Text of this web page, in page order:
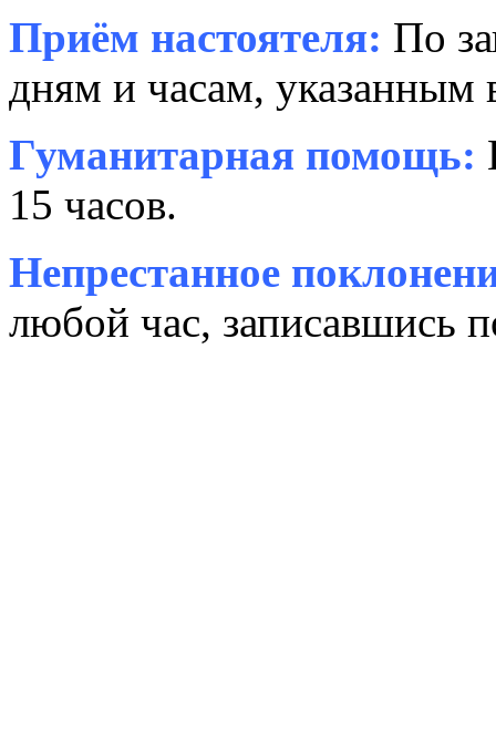
Приём настоятеля: По
дням и часам, указанным
Гуманитарная помощь:
15 часов.
Непрестанное
любой час, записавшись